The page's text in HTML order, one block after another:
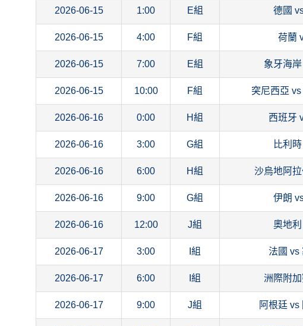
2026-06-15 1:00 E組 德國
2026-06-15 4:00 F組 荷蘭
2026-06-15 7:00 E組 象牙海
2026-06-15 10:00 F組 突尼西亞
2026-06-16 0:00 H組 西班牙
2026-06-16 3:00 G組 比利
2026-06-16 6:00 H組 沙烏地阿
2026-06-16 9:00 G組 伊朗
2026-06-16 12:00 J組 奧地利
2026-06-17 3:00 I組 法國 vs
2026-06-17 6:00 I組 洲際附
2026-06-17 9:00 J組 阿根廷 vs